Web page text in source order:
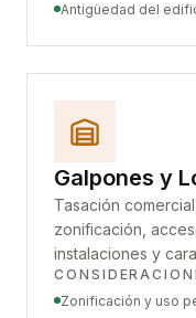
Antigüedad del
Galpones y
Tasación
zonificación,
instalaciones y
Zonificación y uso